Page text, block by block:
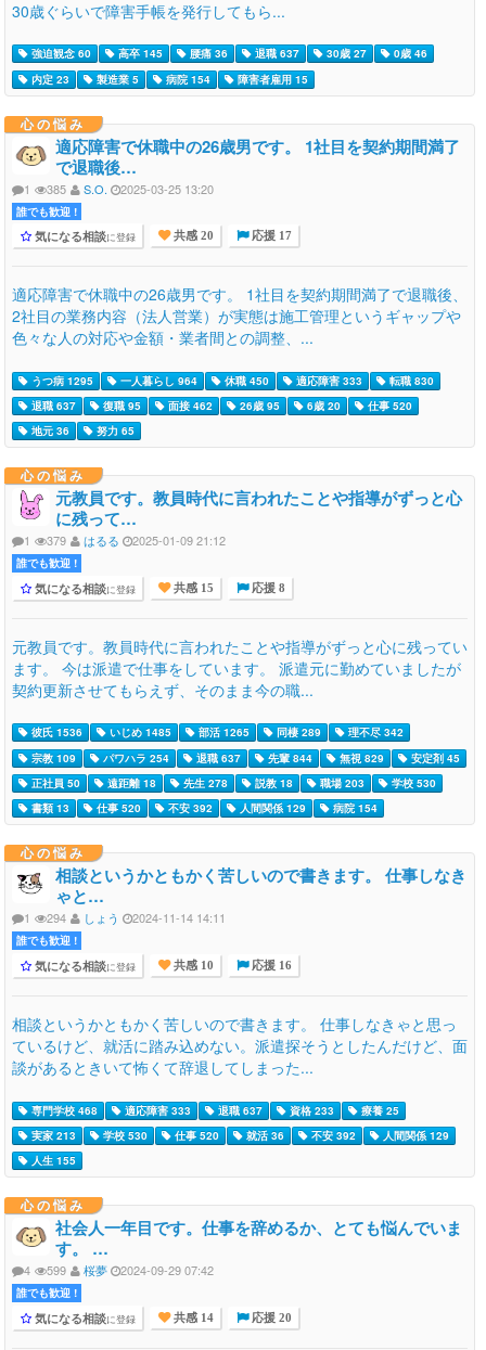
30歳ぐらいで障害手帳を発行してもら...
強迫観念 60 高卒 145 腰痛 36 退職 637 30歳 27
0歳 46
内定 23
製造業 5 病院 154 障害者雇用 15
心の悩み
適応障害で休職中の26歳男です。 1社目を契約期間満了
で退職後…
1 385 S.O. 2025-03-25 13:20
誰でも歓迎 !
気になる相談に登録 共感 20 応援 17
適応障害で休職中の26歳男です。 1社目を契約期間満了で退職後、
2社目の業務内容（法人営業）が実態は施工管理というギャップや
色々な人の対応や金額・業者間との調整、...
うつ病 1295 一人暮らし 964 休職 450 適応障害 333
転職 830
退職 637
復職 95 面接 462 26歳 95 6歳 20
仕事 520
地元 36
努力 65
心の悩み
元教員です。教員時代に言われたことや指導がずっと心
に残って…
1 379 はるる 2025-01-09 21:12
誰でも歓迎 !
気になる相談に登録 共感 15 応援 8
元教員です。教員時代に言われたことや指導がずっと心に残ってい
ます。 今は派遣で仕事をしています。 派遣元に勤めていましたが
契約更新させてもらえず、そのまま今の職...
彼氏 1536 いじめ 1485 部活 1265 同棲 289
理不尽 342
宗教 109
パワハラ 254 退職 637 先輩 844 無視 829
安定剤 45
正社員 50
遠距離 18 先生 278 説教 18 職場 203
学校 530
書類 13
仕事 520 不安 392 人間関係 129 病院 154
心の悩み
相談というかともかく苦しいので書きます。 仕事しなき
ゃと…
1 294 しょう 2024-11-14 14:11
誰でも歓迎 !
気になる相談に登録 共感 10 応援 16
相談というかともかく苦しいので書きます。 仕事しなきゃと思っ
ているけど、就活に踏み込めない。派遣探そうとしたんだけど、面
談があるときいて怖くて辞退してしまった...
専門学校 468 適応障害 333 退職 637 資格 233
療養 25
実家 213
学校 530 仕事 520 就活 36 不安 392
人間関係 129
人生 155
心の悩み
社会人一年目です。仕事を辞めるか、とても悩んでいま
す。 …
4 599 桜夢 2024-09-29 07:42
誰でも歓迎 !
気になる相談に登録 共感 14 応援 20